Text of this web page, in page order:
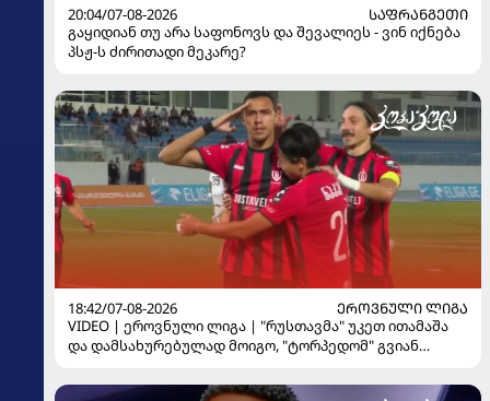
20:04/07-08-2026
ᲡᲐᲤᲠᲐᲜᲒᲔᲗᲘ
გაყიდიან თუ არა საფონოვს და შევალიეს - ვინ იქნება
პსჟ-ს ძირითადი მეკარე?
18:42/07-08-2026
ᲔᲠᲝᲕᲜᲣᲚᲘ ᲚᲘᲒᲐ
VIDEO | ეროვნული ლიგა | "რუსთავმა" უკეთ ითამაშა
და დამსახურებულად მოიგო, "ტორპედომ" გვიან